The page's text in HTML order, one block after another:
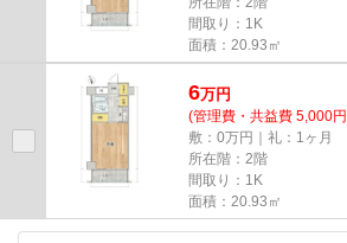
間取り：1K
面積：20.93㎡
6万円
(管理費・共益費 5,000
敷：0万円｜礼：1ヶ月
所在階：2階
間取り：1K
面積：20.93㎡